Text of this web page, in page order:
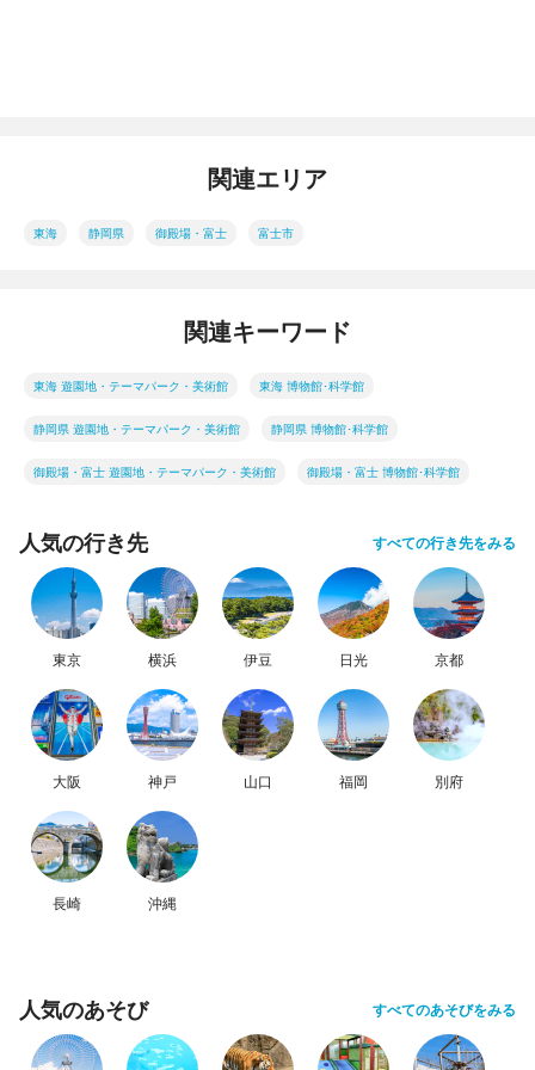
関連エリア
東海 静岡県 御殿場・富士 富士市
関連キーワード
東海 遊園地・テーマパーク・美術館 東海 博物館･科学館
静岡県 遊園地・テーマパーク・美術館 静岡県 博物館･科学館
御殿場・富士 遊園地・テーマパーク・美術館 御殿場・富士 博物館･科学館
人気の行き先 すべての行き先をみる
東京 横浜 伊豆 日光 京都
大阪 神戸 山口 福岡 別府
長崎 沖縄
人気のあそび すべてのあそびをみる